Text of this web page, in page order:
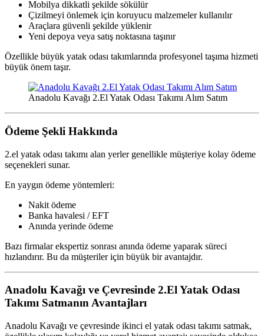
Mobilya dikkatli şekilde sökülür
Çizilmeyi önlemek için koruyucu malzemeler kullanılır
Araçlara güvenli şekilde yüklenir
Yeni depoya veya satış noktasına taşınır
Özellikle büyük yatak odası takımlarında profesyonel taşıma hizmeti
büyük önem taşır.
Anadolu Kavağı 2.El Yatak Odası Takımı Alım Satım
Ödeme Şekli Hakkında
2.el yatak odası takımı alan yerler genellikle müşteriye kolay ödeme
seçenekleri sunar.
En yaygın ödeme yöntemleri:
Nakit ödeme
Banka havalesi / EFT
Anında yerinde ödeme
Bazı firmalar ekspertiz sonrası anında ödeme yaparak süreci
hızlandırır. Bu da müşteriler için büyük bir avantajdır.
Anadolu Kavağı ve Çevresinde 2.El Yatak Odası
Takımı Satmanın Avantajları
Anadolu Kavağı ve çevresinde ikinci el yatak odası takımı satmak,